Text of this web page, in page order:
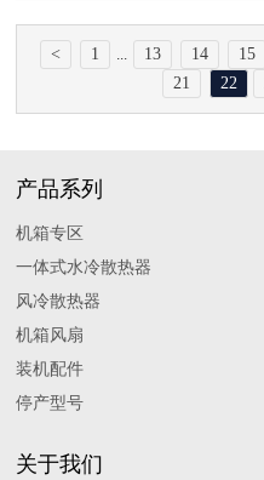
< 1 ... 13 14 15
21
22
产品系列
机箱专区
一体式水冷散热器
风冷散热器
机箱风扇
装机配件
停产型号
关于我们